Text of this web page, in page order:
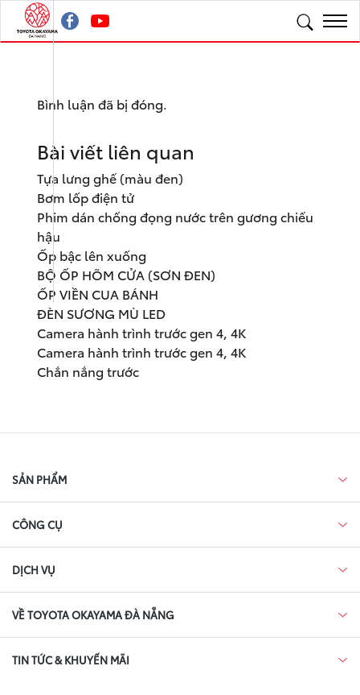
Bình luận đã bị đóng.
Bài viết liên quan
Tựa lưng ghế (màu đen)
Bơm lốp điện tử
Phim dán chống đọng nước trên gương chiếu
hậu
Ốp bậc lên xuống
BỘ ỐP HÕM CỬA (SƠN ĐEN)
ỐP VIỀN CUA BÁNH
ĐÈN SƯƠNG MÙ LED
Camera hành trình trước gen 4, 4K
Camera hành trình trước gen 4, 4K
Chắn nắng trước
SẢN PHẨM
CÔNG CỤ
DỊCH VỤ
VỀ TOYOTA OKAYAMA ĐÀ NẴNG
TIN TỨC & KHUYẾN MÃI